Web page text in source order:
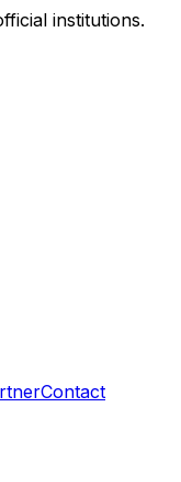
institutions.
Contact